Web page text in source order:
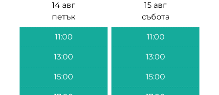
14 авг
петък
11:00
13:00
15:00
15 авг
събота
11:00
13:00
15:00